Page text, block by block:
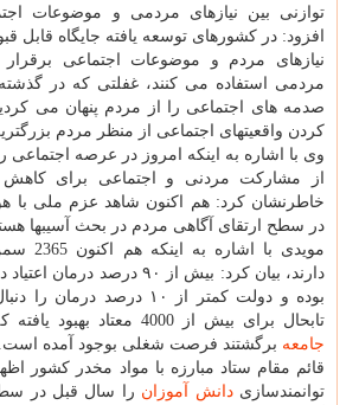
توازنی بین نیازهای مردمی و موضوعات
افزود: در كشورهای توسعه یافته جایگاه قابل
نیازهای مردم و موضوعات اجتماعی
مردمی استفاده می كنند، غفلتی كه در
صدمه های اجتماعی را از مردم پنهان می
كردن واقعیت‎های اجتماعی از منظر مردم بزرگترین اشتباه است.
وی با اشاره به اینكه امروز در عرصه اجتماعی
خاطرنشان كرد: هم اكنون شاهد عزم ملی با
در سطح ارتقای آگاهی مردم در بحث آسیب‎ها هستیم.
مویدی با
دارند، بیان كرد: بیش از ۹۰
بوده و دولت كمتر از ۱۰ درصد
تابحال برای بیش از 4000 معتاد بهبود یافته كه به چرخه
جامعه برگشتند فرصت شغلی بوجود آمده است.
قائم مقام ستاد مبارزه با مواد مخدر كشور
توانمندسازیدانش آموزان